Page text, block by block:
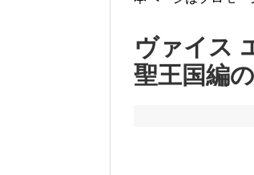
ヴァイス
聖王国編